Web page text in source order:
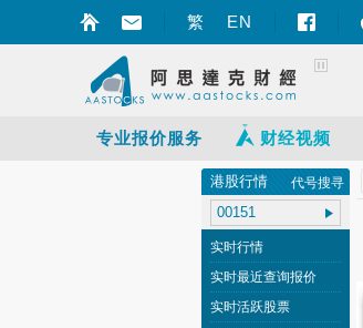
繁 EN
专业报价服务 财经视频
港股行情 代号搜寻
实时行情
实时最近查询报价
实时活跃股票